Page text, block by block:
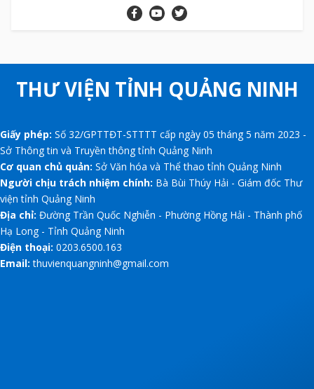
THƯ VIỆN TỈNH QUẢNG NINH
Giấy phép: Số 32/GPTTĐT-STTTT cấp ngày 05 tháng 5 năm 2023 -
Sở Thông tin và Truyền thông tỉnh Quảng Ninh
Cơ quan chủ quản: Sở Văn hóa và Thể thao tỉnh Quảng Ninh
Người chịu trách nhiệm chính: Bà Bùi Thúy Hải - Giám đốc Thư
viện tỉnh Quảng Ninh
Địa chỉ: Đường Trần Quốc Nghiễn - Phường Hồng Hải - Thành phố
Hạ Long - Tỉnh Quảng Ninh
Điện thoại: 0203.6500.163
Email: thuvienquangninh@gmail.com